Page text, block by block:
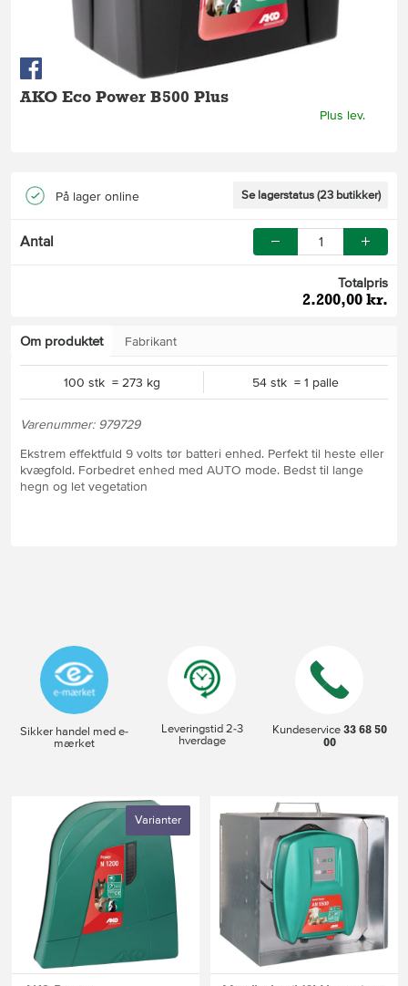
AKO Eco Power B500 Plus
Plus lev.
På lager online Se lagerstatus (23 butikker)
Antal
Totalpris
2.200,00 kr.
Om produktet Fabrikant
100 stk = 273 kg 54 stk = 1 palle
Varenummer: 979729
Ekstrem effektfuld 9 volts tør batteri enhed. Perfekt til heste eller
kvægfold. Forbedret enhed med AUTO mode. Bedst til lange
hegn og let vegetation
Sikker handel med e-
mærket
Leveringstid 2-3
hverdage
Kundeservice33 68 50
00
Varianter